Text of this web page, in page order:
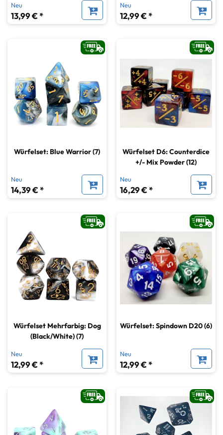
Neu
13,99 € *
Neu
12,99 € *
Würfelset: Blue Warrior (7)
Neu
14,39 € *
Würfelset D6: Counterdice
+/- Mix Powder (12)
Neu
16,29 € *
Würfelset Mehrfarbig: Dog
(Black/White) (7)
Neu
12,99 € *
Würfelset: Spindown D20 (6)
Neu
12,99 € *